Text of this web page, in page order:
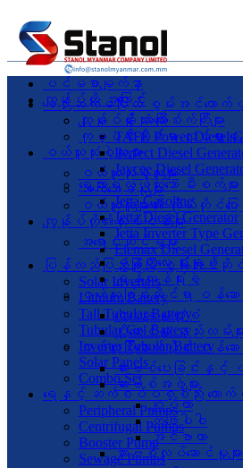
စဉ်ဆက်မပြတ် စွမ်းအင်ထောက်ပံ့ရေ
လုပ်ငန်းသုံး မီးစက်ကြီးများ
TAFE Power Diesel
Perfect Diesel
Jaycee Diesel
ရွေ့လျားရလွယ်ကူသော မီးစက်များ
Jetta Gasoline
Jetta Diesel Generator
Jetta Inverter Type
Elemax Diesel
ပြန်လည်ပြည့်ဖြိုးမြဲ စွမ်းအင်ဆိုင်ရ
Solar Inverters
Lithium Battery
Tall Tubular Battery
Tubular Gel Battery
Inverter Tubular Battery
Solar Panels
Combo Set
ရေနှင့် ဆက်စပ်ပစ္စည်း ထောက်ပံ့ရေ
Peripheral Pumps
Centrifugal Pumps
Booster Pump
Sewage Pumps
ပင်မစာမျက်နှာ
ကျွန်ုပ်တို့ အကြောင်း
ကျွန်ုပ်တို့ အကြောင်း
ကုမ္ပဏီဆိုင်ရာ လှုပ်ရှားမှုမျ
ဝယ်ယူသုံးစွဲသူများ
ဝယ်ယူသုံးစွဲသူများ
သက်သေခံပုံများ
ဝယ်ယူသူများ၏ ကိုယ်တိုင်ပြောကြာ
ကျွန်ုပ်တို့၏လုပ်ငန်းများ
အရောင်းဆိုင်ခွဲများ
မန္တလေး ရုံးချုပ်
ရန်ကုန်ရုံးခွဲ
ဝယ်ယူခြင်းဆိုင်ရာ ဝန်ဆောင်
ငွေပေးချေမှုပုံစံ
ပို့ဆောင်မှု နည်းလမ်းမျာ
ဝယ်ယူပြီးနောက်ပိုင်း ဝန်ဆော
ဆားဗစ်ပေးခြင်း
ဆားဗစ်အဖွဲ့များ
ဂျပ်တာ
တဖေးပါဝါ
အင်ဗာတာ
ဆားဗစ်လုပ်ဆောင်မှုများ